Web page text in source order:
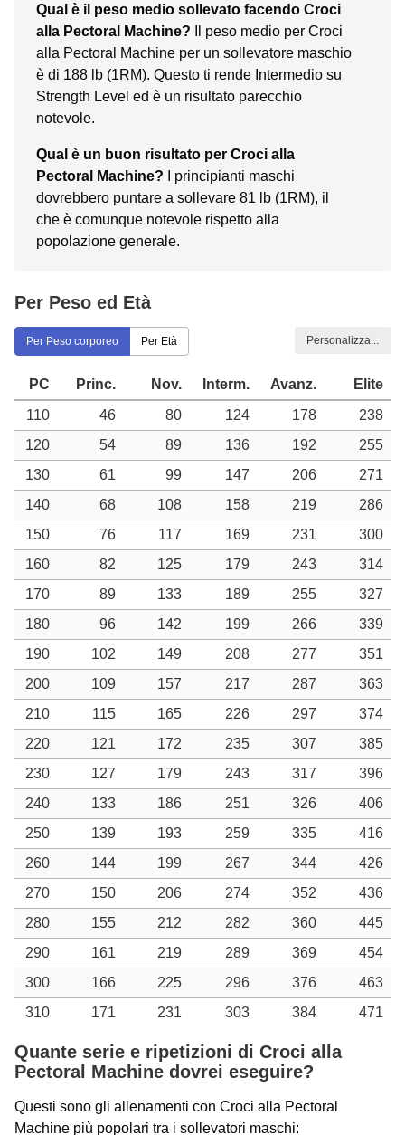
Qual è il peso medio sollevato facendo Croci
alla Pectoral Machine?
Il peso medio per Croci
alla Pectoral Machine per un sollevatore maschio
è di 188 lb (1RM). Questo ti rende Intermedio su
Strength Level ed è un risultato parecchio
notevole.
Qual è un buon risultato per Croci alla
Pectoral Machine?
I principianti maschi
dovrebbero puntare a sollevare 81 lb (1RM), il
che è comunque notevole rispetto alla
popolazione generale.
Per Peso ed Età
Per Peso corporeo Per Età Personalizza...
PC Princ. Nov. Interm. Avanz.
Elite
110
46 80 124 178
238
120
54 89 136 192
255
130
61 99 147 206
271
140
68 108 158 219
286
150
76 117 169 231
300
160
82 125 179 243
314
170
89 133 189 255
327
180
96 142 199 266
339
190
102 149 208 277
351
200
109 157 217 287
363
210
115 165 226 297
374
220
121 172 235 307
385
230
127 179 243 317
396
240
133 186 251 326
406
250
139 193 259 335
416
260
144 199 267 344
426
270
150 206 274 352
436
280
155 212 282 360
445
290
161 219 289 369
454
300
166 225 296 376
463
310
171 231 303 384 471
Quante serie e ripetizioni di Croci alla
Pectoral Machine dovrei eseguire?
Questi sono gli allenamenti con Croci alla Pectoral
Machine più popolari tra i sollevatori maschi: